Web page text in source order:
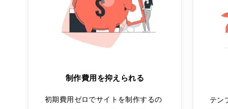
制作費用を抑えられる
初期費用ゼロでサイトを制作するの
テン